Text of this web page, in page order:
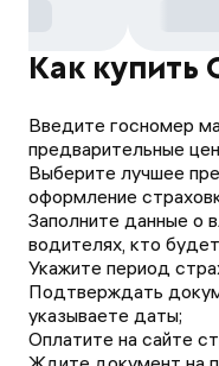
Как купить
Введите госномер
предварительные
Выберите лучшее
оформление
Заполните данные о
водителях, кто
Укажите период
Подтверждать
указываете даты;
Оплатите на сайте